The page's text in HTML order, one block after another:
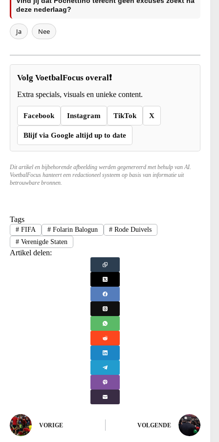
deze nederlaag?
Ja Nee
Volg VoetbalFocus overal❗
Extra specials, visuals en unieke content.
Facebook Instagram TikTok X
Blijf via Google altijd up to date
Dit artikel en bijbehorende afbeelding werden gegenereerd met behulp van AI.
VoetbalFocus hanteert een redactioneel systeem op basis van informatie uit
betrouwbare bronnen.
Tags
#FIFA #Folarin Balogun # Rode Duivels
#Verenigde Staten
Artikel delen:
VORIGE VOLGENDE